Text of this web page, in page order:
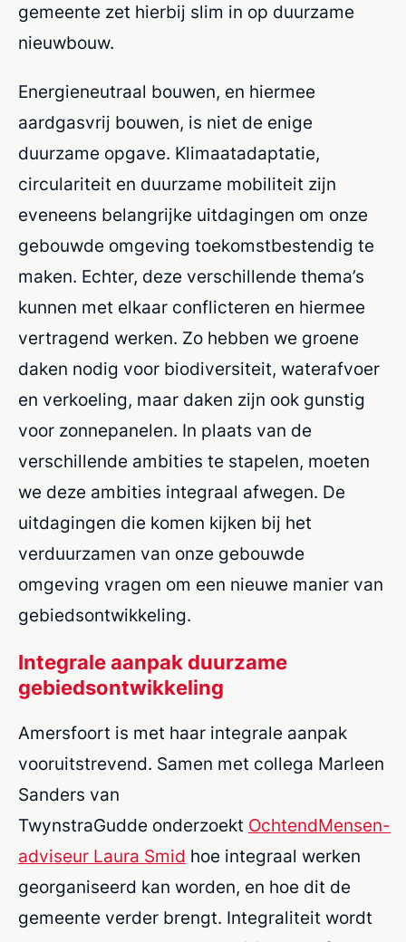
gemeente zet hierbij slim in op duurzame
nieuwbouw.
Energieneutraal bouwen, en hiermee
aardgasvrij bouwen, is niet de enige
duurzame opgave. Klimaatadaptatie,
circulariteit en duurzame mobiliteit zijn
eveneens belangrijke uitdagingen om onze
gebouwde omgeving toekomstbestendig te
maken. Echter, deze verschillende thema’s
kunnen met elkaar conflicteren en hiermee
vertragend werken. Zo hebben we groene
daken nodig voor biodiversiteit, waterafvoer
en verkoeling, maar daken zijn ook gunstig
voor zonnepanelen. In plaats van de
verschillende ambities te stapelen, moeten
we deze ambities integraal afwegen. De
uitdagingen die komen kijken bij het
verduurzamen van onze gebouwde
omgeving vragen om een nieuwe manier van
gebiedsontwikkeling.
Integrale aanpak duurzame
gebiedsontwikkeling
Amersfoort is met haar integrale aanpak
vooruitstrevend. Samen met collega Marleen
Sanders van
TwynstraGudde onderzoekt OchtendMensen-
adviseur Laura Smid hoe integraal werken
georganiseerd kan worden, en hoe dit de
gemeente verder brengt. Integraliteit wordt